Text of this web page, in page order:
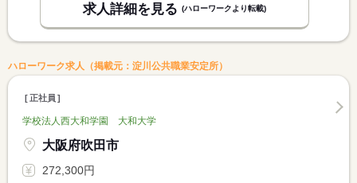
求人詳細を見る (ハローワークより転載)
ハローワーク求人（掲載元：淀川公共職業安定所）
正社員
学校法人西大和学園 大和大学
大阪府吹田市
272,300円